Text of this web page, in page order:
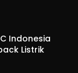
Indonesia
Listrik